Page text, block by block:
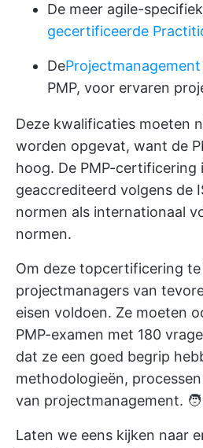
De meer agile-
gecertificeerde
De
PMP, voor ervaren
Deze kwalificaties moeten
worden opgevat, want de
hoog. De PMP-certificering
geaccrediteerd volgens de
normen als internationaal
normen.
Om deze topcertificering
projectmanagers van
eisen voldoen. Ze moeten
PMP-examen met 180
dat ze een goed begrip
methodologieën,
van projectmanagement.
Laten we eens kijken naar